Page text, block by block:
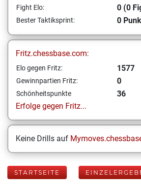
Fight Elo: 0 (0
Bester Taktiksprint: 0
Fritz.chessbase.com:
Elo gegen Fritz: 1577
Gewinnpartien Fritz: 0
Schönheitspunkte
36
Erfolge gegen Fritz...
Keine Drills auf
STARTSEITE